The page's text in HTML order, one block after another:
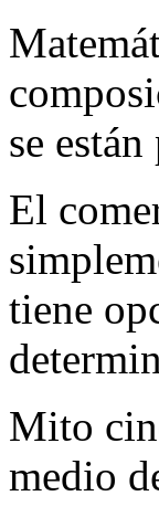
se
El
tiene
Mito
medio